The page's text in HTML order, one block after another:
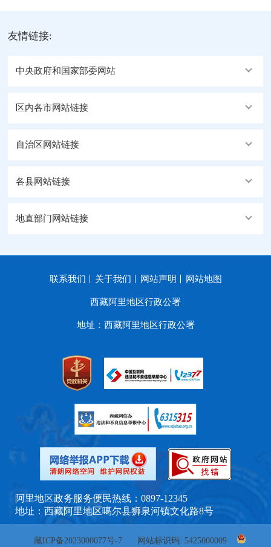
友情链接:
中央政府和国家部委网站
区内各市网站链接
自治区网站链接
各县网站链接
地直部门网站链接
联系我们 关于我们 网站声明 网站地图
西藏阿里地区行政公署
地址：西藏阿里地区行政公署
阿里地区政务服务便民热线：0897-12345
地址：西藏阿里地区噶尔县狮泉河镇文化路8号
藏ICP备2023000077号-7 网站标识码: 5425000009